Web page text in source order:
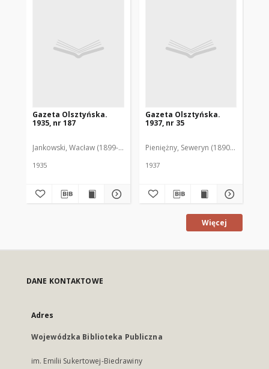
Gazeta Olsztyńska.
1935, nr 187
Jankowski, Wacław (1899-1975). Red.
1935
Gazeta Olsztyńska.
1937, nr 35
Pieniężny, Seweryn (1890-1940). Red.
1937
Więcej
DANE KONTAKTOWE
Adres
Wojewódzka Biblioteka Publiczna
im. Emilii Sukertowej-Biedrawiny